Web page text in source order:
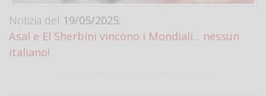
Notizia del 19/05/2025:
Asal e El Sherbini vincono i Mondiali... nessun
italiano!